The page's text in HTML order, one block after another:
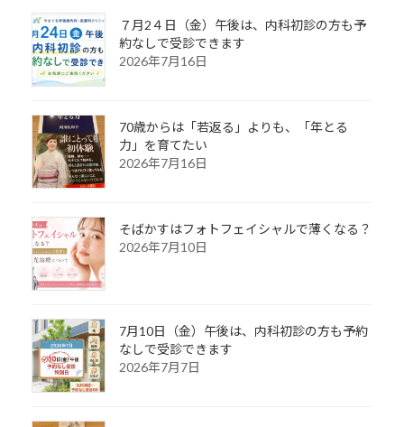
７月2４日（金）午後は、内科初診の方も予
約なしで受診できます
2026年7月16日
70歳からは「若返る」よりも、「年とる
力」を育てたい
2026年7月16日
そばかすはフォトフェイシャルで薄くなる？
2026年7月10日
7月10日（金）午後は、内科初診の方も予約
なしで受診できます
2026年7月7日